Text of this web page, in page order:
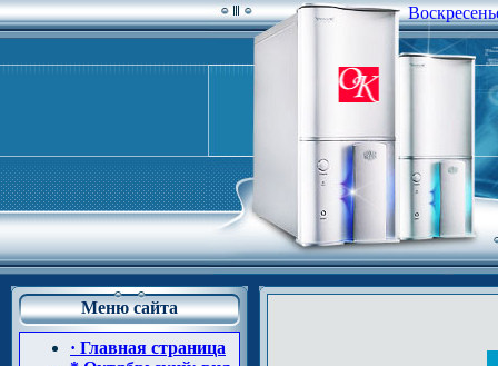
Меню сайта
· Главная страница